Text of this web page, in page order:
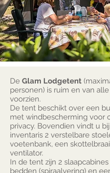
De Glam Lodgetent
personen) is ruim en van
voorzien.
De tent beschikt over een
met windbescherming voor
privacy. Bovendien vindt u
inventaris 2 verstelbare
voetenbank, een
ventilator.
In de tent zijn 2
bedden (spiraalvering) en